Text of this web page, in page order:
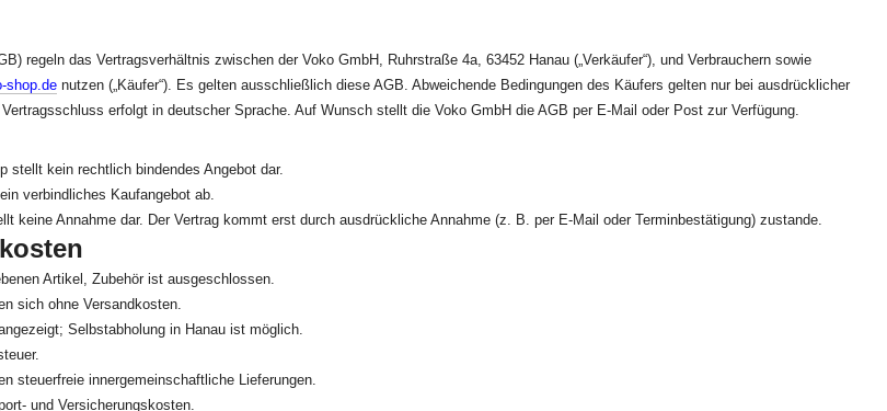
regeln das Vertragsverhältnis zwischen der Voko GmbH, Ruhrstraße 4a, 63452 Hanau („Verkäufer“), und Verbrauchern sowie
shop.de nutzen („Käufer“). Es gelten ausschließlich diese AGB. Abweichende Bedingungen des Käufers gelten nur bei ausdrücklicher
erfolgt in deutscher Sprache. Auf Wunsch stellt die Voko GmbH die AGB per E-Mail oder Post zur Verfügung.
stellt kein rechtlich bindendes Angebot dar.
verbindliches Kaufangebot ab.
keine Annahme dar. Der Vertrag kommt erst durch ausdrückliche Annahme (z. B. per E-Mail oder Terminbestätigung) zustande.
Artikel, Zubehör ist ausgeschlossen.
sich ohne Versandkosten.
Selbstabholung in Hanau ist möglich.
steuerfreie innergemeinschaftliche Lieferungen.
und Versicherungskosten.